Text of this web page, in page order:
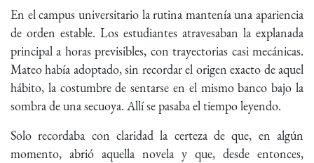
En el campus universitario la rutina mantenía una apariencia
de orden estable. Los estudiantes atravesaban la explanada
principal a horas previsibles, con trayectorias casi mecánicas.
Mateo había adoptado, sin recordar el origen exacto de aquel
hábito, la costumbre de sentarse en el mismo banco bajo la
sombra de una secuoya. Allí se pasaba el tiempo leyendo.
Solo recordaba con claridad la certeza de que, en algún
momento, abrió aquella novela y que, desde entonces,